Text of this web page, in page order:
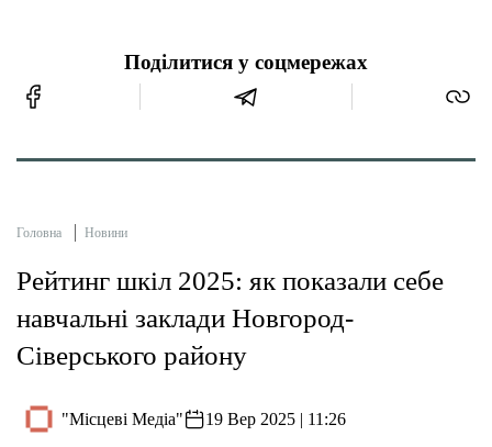
Поділитися у соцмережах
Головна Новини
Рейтинг шкіл 2025: як показали себе
навчальні заклади Новгород-
Сіверського району
"Місцеві Медіа" 19 Вер 2025 | 11:26